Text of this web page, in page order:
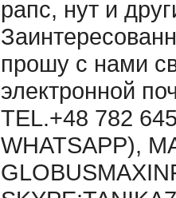
рапс, нут и
прошу с нами
электронной
TEL.+48 782
WHATSAPP),